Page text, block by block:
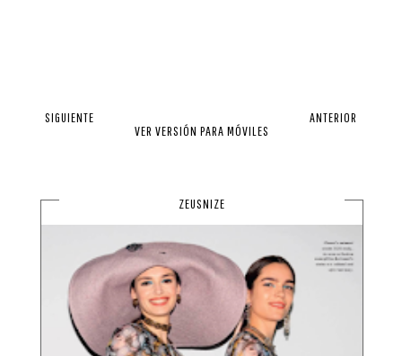
SIGUIENTE
ANTERIOR
VER VERSIÓN PARA MÓVILES
ZEUSNIZE